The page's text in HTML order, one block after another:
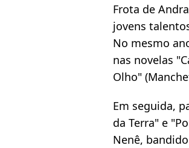
Frota de
jovens
No mesmo
nas novelas
Olho"
Em seguida,
da Terra" e
Nenê,